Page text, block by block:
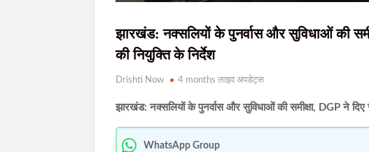
झारखंड: नक्सलियों के पुनर्वास और सुविधाओं की
की नियुक्ति के निर्देश
Drishti Now 4 months लाइव अपडेट्स
झारखंड: नक्सलियों के पुनर्वास और सुविधाओं की समीक्षा, DGP ने दिए
WhatsApp Group